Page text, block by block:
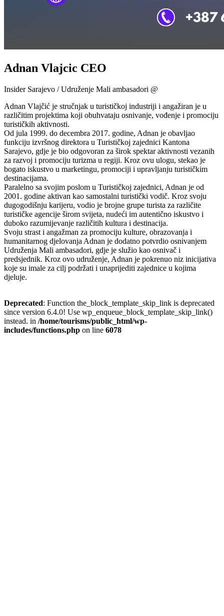
Adnan Vlajcic CEO
Insider Sarajevo / Udruženje Mali ambasadori @
Adnan Vlajčić je stručnjak u turističkoj industriji i angažiran je u
različitim projektima koji obuhvataju osnivanje, vođenje i promociju
turističkih aktivnosti.
Od jula 1999. do decembra 2017. godine, Adnan je obavljao
funkciju izvršnog direktora u Turističkoj zajednici Kantona
Sarajevo, gdje je bio odgovoran za širok spektar aktivnosti vezanih
za razvoj i promociju turizma u regiji. Kroz ovu ulogu, stekao je
bogato iskustvo u marketingu, promociji i upravljanju turističkim
destinacijama.
Paralelno sa svojim poslom u Turističkoj zajednici, Adnan je od
2001. godine aktivan kao samostalni turistički vodič. Kroz svoju
dugogodišnju karijeru, vodio je brojne grupe turista za različite
turističke agencije širom svijeta, nudeći im autentično iskustvo i
duboko razumijevanje različitih kultura i destinacija.
Svoju strast i angažman za promociju kulture, obrazovanja i
humanitarnog djelovanja Adnan je dodatno potvrdio osnivanjem
Udruženja Mali ambasadori, gdje je služio kao osnivač i
predsjednik. Kroz ovo udruženje, Adnan je pokrenuo niz inicijativa
koje su imale za cilj podržati i unaprijediti zajednice u kojima
djeluje.
Deprecated: Function the_block_template_skip_link is deprecated
since version 6.4.0! Use wp_enqueue_block_template_skip_link()
instead. in /home/tourisms/public_html/wp-
includes/functions.php on line 6078